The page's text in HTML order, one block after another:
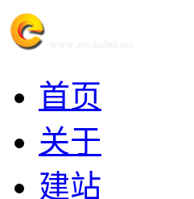
首页
关于
建站